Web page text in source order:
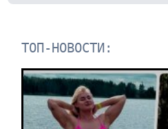
ТОП-НОВОСТИ: